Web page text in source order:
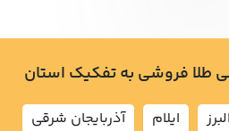
طلا فروشی به تفکیک استان
البرز ايلام
آذربايجان شرقي